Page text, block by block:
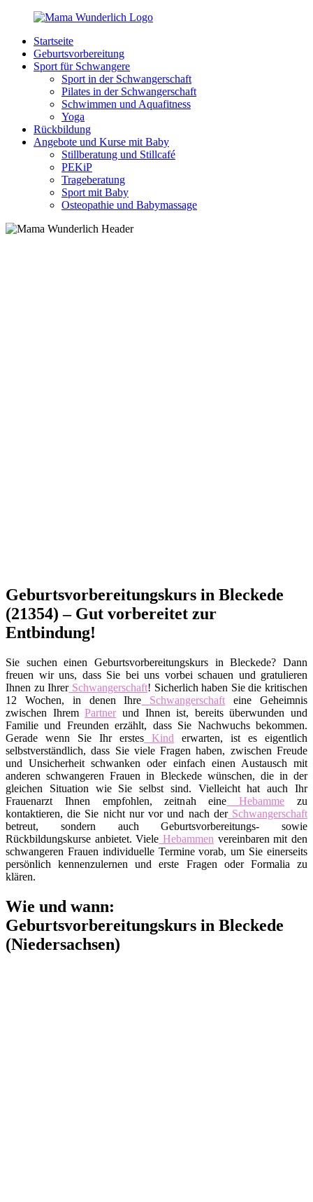
Zurück
Inhalt
MamaWunderlich.de
Mutti
sein
wunderbar!
Startseite
Geburtsvorbereitung
Sport für Schwangere
Sport in der Schwangerschaft
Pilates in der Schwangerschaft
Schwimmen und Aquafitness
Yoga
Rückbildung
Angebote und Kurse mit Baby
Stillberatung und Stillcafé
PEKiP
Trageberatung
Sport mit Baby
Osteopathie und Babymassage
Geburtsvorbereitungskurs in Bleckede
(21354) – Gut vorbereitet zur
Entbindung!
Sie suchen einen Geburtsvorbereitungskurs in Bleckede? Dann
freuen wir uns, dass Sie bei uns vorbei schauen und gratulieren
Ihnen zu IhrerSchwangerschaft! Sicherlich haben Sie die kritischen
12 Wochen, in denen Ihre Schwangerschaft eine Geheimnis
zwischen IhremPartnerund Ihnen ist, bereits überwunden und
Familie und Freunden erzählt, dass Sie Nachwuchs bekommen.
Gerade wenn Sie Ihr erstes Kind erwarten, ist es eigentlich
selbstverständlich, dass Sie viele Fragen haben, zwischen Freude
und Unsicherheit schwanken oder einfach einen Austausch mit
anderen schwangeren Frauen in Bleckede wünschen, die in der
gleichen Situation wie Sie selbst sind. Vielleicht hat auch Ihr
Frauenarzt Ihnen empfohlen, zeitnah eine Hebamme zu
kontaktieren, die Sie nicht nur vor und nach derSchwangerschaft
betreut, sondern auch Geburtsvorbereitungs- sowie
Rückbildungskurse anbietet. Viele Hebammen vereinbaren mit den
schwangeren Frauen individuelle Termine vorab, um Sie einerseits
persönlich kennenzulernen und erste Fragen oder Formalia zu
klären.
Wie und wann:
Geburtsvorbereitungskurs in Bleckede
(Niedersachsen)